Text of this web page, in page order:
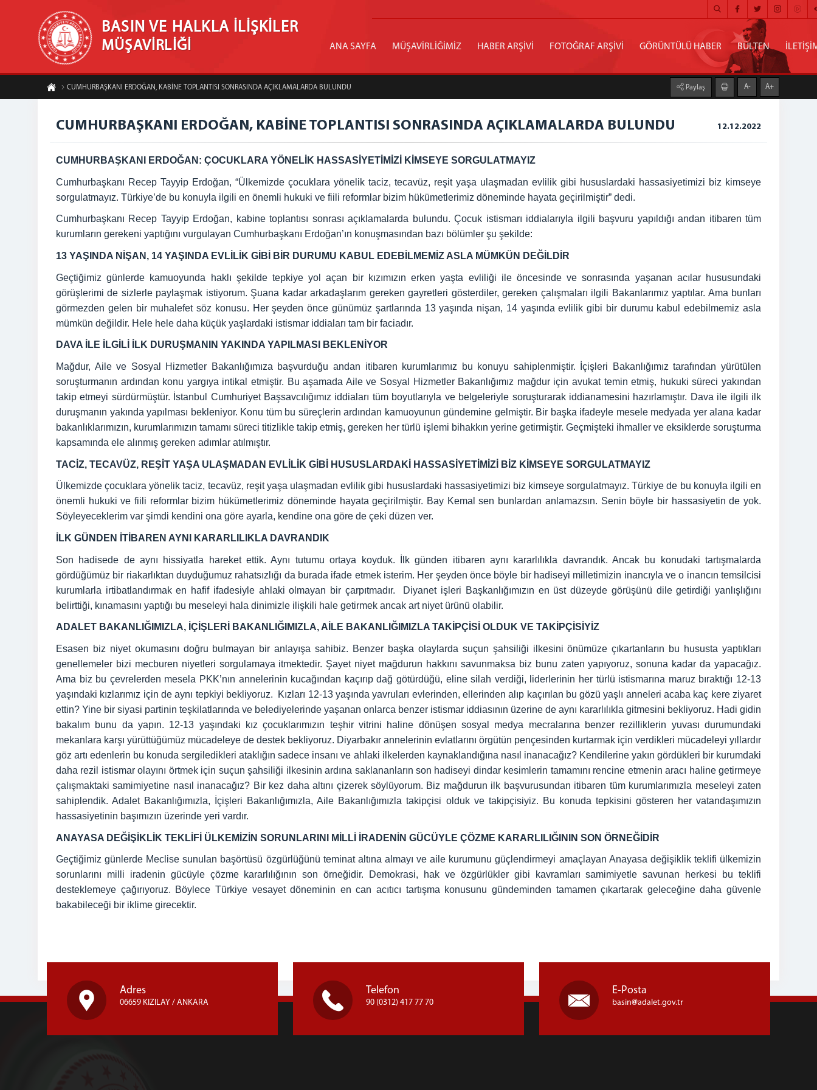
BASIN VE HALKLA İLİŞKİLER
MÜŞAVİRLİĞİ ANA SAYFA MÜŞAVİRLİĞİMİZ HABER ARŞİVİ FOTOĞRAF ARŞİVİ GÖRÜNTÜLÜ HABER BÜLTEN
CUMHURBAŞKANI ERDOĞAN, KABİNE TOPLANTISI SONRASINDA AÇIKLAMALARDA BULUNDU Paylaş A- A+
CUMHURBAŞKANI ERDOĞAN, KABİNE TOPLANTISI SONRASINDA AÇIKLAMALARDA BULUNDU 12.12.2022
CUMHURBAŞKANI ERDOĞAN: ÇOCUKLARA YÖNELİK HASSASİYETİMİZİ KİMSEYE SORGULATMAYIZ
Cumhurbaşkanı Recep Tayyip Erdoğan, “Ülkemizde çocuklara yönelik taciz, tecavüz, reşit yaşa ulaşmadan evlilik gibi hususlardaki hassasiyetimizi biz kimseye
sorgulatmayız. Türkiye’de bu konuyla ilgili en önemli hukuki ve fiili reformlar bizim hükümetlerimiz döneminde hayata geçirilmiştir” dedi.
Cumhurbaşkanı Recep Tayyip Erdoğan, kabine toplantısı sonrası açıklamalarda bulundu. Çocuk istismarı iddialarıyla ilgili başvuru yapıldığı andan itibaren tüm
kurumların gerekeni yaptığını vurgulayan Cumhurbaşkanı Erdoğan’ın konuşmasından bazı bölümler şu şekilde:
13 YAŞINDA NİŞAN, 14 YAŞINDA EVLİLİK GİBİ BİR DURUMU KABUL EDEBİLMEMİZ ASLA MÜMKÜN DEĞİLDİR
Geçtiğimiz günlerde kamuoyunda haklı şekilde tepkiye yol açan bir kızımızın erken yaşta evliliği ile öncesinde ve sonrasında yaşanan acılar hususundaki
görüşlerimi de sizlerle paylaşmak istiyorum. Şuana kadar arkadaşlarım gereken gayretleri gösterdiler, gereken çalışmaları ilgili Bakanlarımız yaptılar. Ama bunları
görmezden gelen bir muhalefet söz konusu. Her şeyden önce günümüz şartlarında 13 yaşında nişan, 14 yaşında evlilik gibi bir durumu kabul edebilmemiz asla
mümkün değildir. Hele hele daha küçük yaşlardaki istismar iddiaları tam bir faciadır.
DAVA İLE İLGİLİ İLK DURUŞMANIN YAKINDA YAPILMASI BEKLENİYOR
Mağdur, Aile ve Sosyal Hizmetler Bakanlığımıza başvurduğu andan itibaren kurumlarımız bu konuyu sahiplenmiştir. İçişleri Bakanlığımız tarafından yürütülen
soruşturmanın ardından konu yargıya intikal etmiştir. Bu aşamada Aile ve Sosyal Hizmetler Bakanlığımız mağdur için avukat temin etmiş, hukuki süreci yakından
takip etmeyi sürdürmüştür. İstanbul Cumhuriyet Başsavcılığımız iddiaları tüm boyutlarıyla ve belgeleriyle soruşturarak iddianamesini hazırlamıştır. Dava ile ilgili ilk
duruşmanın yakında yapılması bekleniyor. Konu tüm bu süreçlerin ardından kamuoyunun gündemine gelmiştir. Bir başka ifadeyle mesele medyada yer alana kadar
bakanlıklarımızın, kurumlarımızın tamamı süreci titizlikle takip etmiş, gereken her türlü işlemi bihakkın yerine getirmiştir. Geçmişteki ihmaller ve eksiklerde soruşturma
kapsamında ele alınmış gereken adımlar atılmıştır.
TACİZ, TECAVÜZ, REŞİT YAŞA ULAŞMADAN EVLİLİK GİBİ HUSUSLARDAKİ HASSASİYETİMİZİ BİZ KİMSEYE SORGULATMAYIZ
Ülkemizde çocuklara yönelik taciz, tecavüz, reşit yaşa ulaşmadan evlilik gibi hususlardaki hassasiyetimizi biz kimseye sorgulatmayız. Türkiye de bu konuyla ilgili en
önemli hukuki ve fiili reformlar bizim hükümetlerimiz döneminde hayata geçirilmiştir. Bay Kemal sen bunlardan anlamazsın. Senin böyle bir hassasiyetin de yok.
Söyleyeceklerim var şimdi kendini ona göre ayarla, kendine ona göre de çeki düzen ver.
İLK GÜNDEN İTİBAREN AYNI KARARLILIKLA DAVRANDIK
Son hadisede de aynı hissiyatla hareket ettik. Aynı tutumu ortaya koyduk. İlk günden itibaren aynı kararlılıkla davrandık. Ancak bu konudaki tartışmalarda
gördüğümüz bir riakarlıktan duyduğumuz rahatsızlığı da burada ifade etmek isterim. Her şeyden önce böyle bir hadiseyi milletimizin inancıyla ve o inancın temsilcisi
kurumlarla irtibatlandırmak en hafif ifadesiyle ahlaki olmayan bir çarpıtmadır. Diyanet işleri Başkanlığımızın en üst düzeyde görüşünü dile getirdiği yanlışlığını
belirttiği, kınamasını yaptığı bu meseleyi hala dinimizle ilişkili hale getirmek ancak art niyet ürünü olabilir.
ADALET BAKANLIĞIMIZLA, İÇİŞLERİ BAKANLIĞIMIZLA, AİLE BAKANLIĞIMIZLA TAKİPÇİSİ OLDUK VE TAKİPÇİSİYİZ
Esasen biz niyet okumasını doğru bulmayan bir anlayışa sahibiz. Benzer başka olaylarda suçun şahsiliği ilkesini önümüze çıkartanların bu hususta yaptıkları
genellemeler bizi mecburen niyetleri sorgulamaya itmektedir. Şayet niyet mağdurun hakkını savunmaksa biz bunu zaten yapıyoruz, sonuna kadar da yapacağız.
Ama biz bu çevrelerden mesela PKK’nın annelerinin kucağından kaçırıp dağ götürdüğü, eline silah verdiği, liderlerinin her türlü istismarına maruz bıraktığı 12-13
yaşındaki kızlarımız için de aynı tepkiyi bekliyoruz. Kızları 12-13 yaşında yavruları evlerinden, ellerinden alıp kaçırılan bu gözü yaşlı anneleri acaba kaç kere ziyaret
ettin? Yine bir siyasi partinin teşkilatlarında ve belediyelerinde yaşanan onlarca benzer istismar iddiasının üzerine de aynı kararlılıkla gitmesini bekliyoruz. Hadi gidin
bakalım bunu da yapın. 12-13 yaşındaki kız çocuklarımızın teşhir vitrini haline dönüşen sosyal medya mecralarına benzer rezilliklerin yuvası durumundaki
mekanlara karşı yürüttüğümüz mücadeleye de destek bekliyoruz. Diyarbakır annelerinin evlatlarını örgütün pençesinden kurtarmak için verdikleri mücadeleyi yıllardır
göz artı edenlerin bu konuda sergiledikleri ataklığın sadece insanı ve ahlaki ilkelerden kaynaklandığına nasıl inanacağız? Kendilerine yakın gördükleri bir kurumdaki
daha rezil istismar olayını örtmek için suçun şahsiliği ilkesinin ardına saklananların son hadiseyi dindar kesimlerin tamamını rencine etmenin aracı haline getirmeye
çalışmaktaki samimiyetine nasıl inanacağız? Bir kez daha altını çizerek söylüyorum. Biz mağdurun ilk başvurusundan itibaren tüm kurumlarımızla meseleyi zaten
sahiplendik. Adalet Bakanlığımızla, İçişleri Bakanlığımızla, Aile Bakanlığımızla takipçisi olduk ve takipçisiyiz. Bu konuda tepkisini gösteren her vatandaşımızın
hassasiyetinin başımızın üzerinde yeri vardır.
ANAYASA DEĞİŞİKLİK TEKLİFİ ÜLKEMİZİN SORUNLARINI MİLLİ İRADENİN GÜCÜYLE ÇÖZME KARARLILIĞININ SON ÖRNEĞİDİR
Geçtiğimiz günlerde Meclise sunulan başörtüsü özgürlüğünü teminat altına almayı ve aile kurumunu güçlendirmeyi amaçlayan Anayasa değişiklik teklifi ülkemizin
sorunlarını milli iradenin gücüyle çözme kararlılığının son örneğidir. Demokrasi, hak ve özgürlükler gibi kavramları samimiyetle savunan herkesi bu teklifi
desteklemeye çağırıyoruz. Böylece Türkiye vesayet döneminin en can acıtıcı tartışma konusunu gündeminden tamamen çıkartarak geleceğine daha güvenle
bakabileceği bir iklime girecektir.
Adres
06659 KIZILAY / ANKARA
Telefon
90 (0312) 417 77 70
E-Posta
basin adalet.gov.tr